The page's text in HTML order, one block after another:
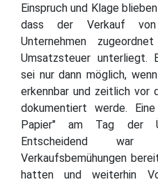
Einspruch und Klage
dass der Verkauf
Unternehmen
Umsatzsteuer unterliegt.
sei nur dann möglich,
erkennbar und zeitlich vor
dokumentiert werde.
Papier" am Tag der
Entscheidend
Verkaufsbemühungen
hatten und weiterhin